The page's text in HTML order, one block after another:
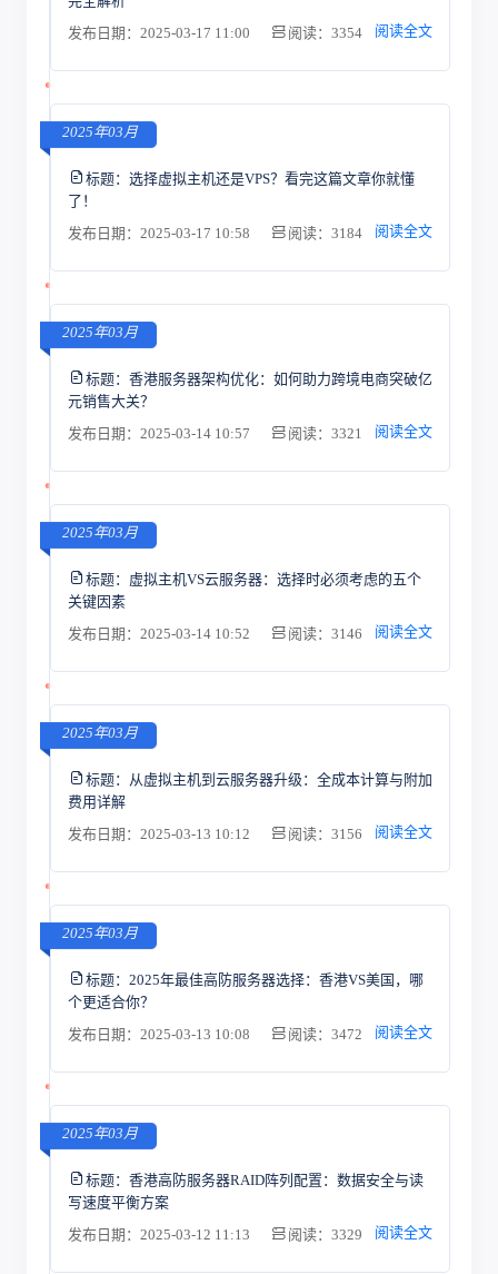
发布日期：2025-03-17 11:00
阅读：3354 阅读全文
2025年03月
标题： 选择虚拟主机还是VPS？看完这篇文章你就懂
了！
发布日期：2025-03-17 10:58
阅读：3184 阅读全文
2025年03月
标题： 香港服务器架构优化：如何助力跨境电商突破亿
元销售大关？
发布日期：2025-03-14 10:57
阅读：3321 阅读全文
2025年03月
标题： 虚拟主机VS云服务器：选择时必须考虑的五个
关键因素
发布日期：2025-03-14 10:52
阅读：3146 阅读全文
2025年03月
标题：
从虚拟主机到云服务器升级：全成本计算与附加
费用详解
发布日期：2025-03-13 10:12
阅读：3156 阅读全文
2025年03月
标题： 2025年最佳高防服务器选择：香港VS美国，哪
个更适合你？
发布日期：2025-03-13 10:08
阅读：3472 阅读全文
2025年03月
标题： 香港高防服务器RAID阵列配置：数据安全与读
写速度平衡方案
发布日期：2025-03-12 11:13
阅读：3329 阅读全文